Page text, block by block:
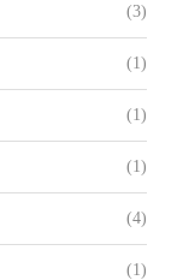
(3)
(1)
(1)
(1)
(4)
(1)